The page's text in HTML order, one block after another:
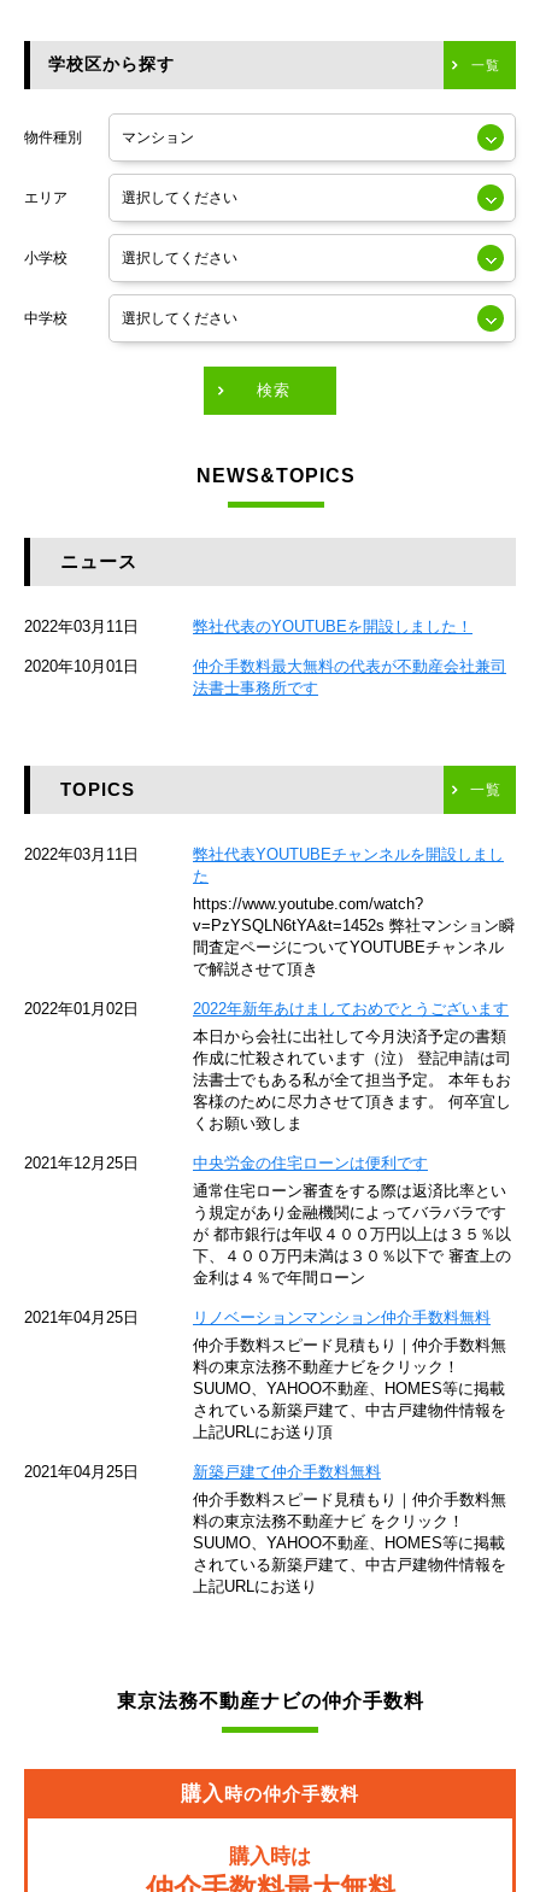
川崎市中原区
川崎市高津区
東京メトロ日比谷線
小田急線
東京メトロ半蔵門線
東京メトロ副都心線
東京メトロ有楽町線
JR総武本線
京成本線
東海道新幹線
東京メトロ東西線
京王井の頭線
JR湘南新宿ライン
京王京王線
東京臨海高速鉄道
東急世田谷線
JR南武線
学校区から探す 一覧
物件種別
エリア
小学校
中学校
検索
NEWS&TOPICS
ニュース
2022年03月11日 弊社代表のYOUTUBEを開設しました！
2020年10月01日
仲介手数料最大無料の代表が不動産会社兼司
法書士事務所です
TOPICS 一覧
2022年03月11日
弊社代表YOUTUBEチャンネルを開設しまし
た
https://www.youtube.com/watch?
v=PzYSQLN6tYA&t=1452s 弊社マンション瞬
間査定ページについてYOUTUBEチャンネル
で解説させて頂き
2022年01月02日
2022年新年あけましておめでとうございます
本日から会社に出社して今月決済予定の書類
作成に忙殺されています（泣） 登記申請は司
法書士でもある私が全て担当予定。 本年もお
客様のために尽力させて頂きます。 何卒宜し
くお願い致しま
2021年12月25日
中央労金の住宅ローンは便利です
通常住宅ローン審査をする際は返済比率とい
う規定があり金融機関によってバラバラです
が 都市銀行は年収４００万円以上は３５％以
下、４００万円未満は３０％以下で 審査上の
金利は４％で年間ローン
2021年04月25日
リノベーションマンション仲介手数料無料
仲介手数料スピード見積もり｜仲介手数料無
料の東京法務不動産ナビをクリック！
SUUMO、YAHOO不動産、HOMES等に掲載
されている新築戸建て、中古戸建物件情報を
上記URLにお送り頂
2021年04月25日
新築戸建て仲介手数料無料
仲介手数料スピード見積もり｜仲介手数料無
料の東京法務不動産ナビ をクリック！
SUUMO、YAHOO不動産、HOMES等に掲載
されている新築戸建て、中古戸建物件情報を
上記URLにお送り
東京法務不動産ナビの仲介手数料
購入時の仲介手数料
購入時は